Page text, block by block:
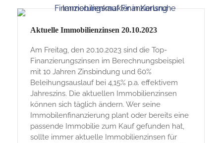
Aktuelle Immobilienzinsen 20.10.2023
Am Freitag, den 20.10.2023 sind die Top-
Finanzierungszinsen im Berechnungsbeispiel
mit 10 Jahren Zinsbindung und 60%
Beleihungsauslauf bei 4,15% p.a. effektivem
Jahreszins. Die aktuellen Immobilienzinsen
können sich täglich ändern. Wer seine
Immobilenfinanzierung plant oder bereits eine
passende Immobilie zum Kauf gefunden hat,
sollte immer aktuelle Immobilienzinsen für